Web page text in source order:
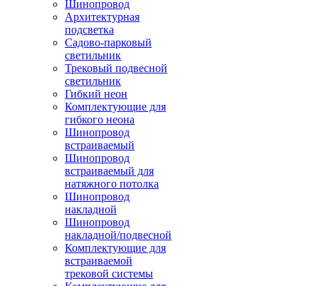
Шинопровод
Архитектурная
подсветка
Садово-парковый
светильник
Трековый подвесной
светильник
Гибкий неон
Комплектующие для
гибкого неона
Шинопровод
встраиваемый
Шинопровод
встраиваемый для
натяжного потолка
Шинопровод
накладной
Шинопровод
накладной/подвесной
Комплектующие для
встраиваемой
трековой системы